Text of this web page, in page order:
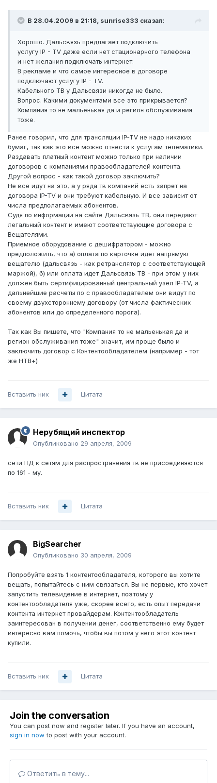
В 28.04.2009 в 21:18, sunrise333 сказал:
Хорошо. Дальсвязь предлагает подключить
услугу IP - TV даже если нет стационарного телефона
и нет желания подключать интернет.
В рекламе и что самое интересное в договоре
подключают услугу IP - TV.
Кабельного ТВ у Дальсвязи никогда не было.
Вопрос. Какими документами все это прикрывается?
Компания то не мальенькая да и регион обслуживания
тоже.
Ранее говорил, что для трансляции IP-TV не надо никаких
бумаг, так как это все можно отнести к услугам телематики.
Раздавать платный контент можно только при наличии
договоров с компаниями правообладателей контента.
Другой вопрос - как такой договор заключить?
Не все идут на это, а у ряда тв компаний есть запрет на
договора IP-TV и они требуют кабельную. И все зависит от
числа предполагаемых абонентов.
Судя по информации на сайте Дальсвязь ТВ, они передают
легальный контент и имеют соответствующие договора с
Вещателями.
Приемное оборудование с дешифратором - можно
предположить, что а) оплата по карточке идет напрямую
вещателю (дальсвязь - как ретранслятор с соответствующей
маржой), б) или оплата идет Дальсвязь ТВ - при этом у них
должен быть сертифицированный центральный узел IP-TV, а
дальнейшие расчеты по с правообладателем они видут по
своему двухстороннему договору (от числа фактических
абонентов или до определенного порога).
Так как Вы пишете, что "Компания то не мальенькая да и
регион обслуживания тоже" значит, им проще было и
заключить договор с Контентообладателем (например - тот
же НТВ+)
Вставить ник Цитата
Нерубящий инспектор
Опубликовано 29 апреля, 2009
сети ПД к сетям для распространения тв не присоединяются
по 161 - му.
Вставить ник Цитата
BigSearcher
Опубликовано 30 апреля, 2009
Попробуйте взять 1 контентообладателя, которого вы хотите
вещать, попытайтесь с ним связаться. Вы не первые, кто хочет
запустить телевидение в интернет, поэтому у
контентообладателя уже, скорее всего, есть опыт передачи
контента интернет провайдерам. Контентообладатель
заинтересован в получении денег, соответственно ему будет
интересно вам помочь, чтобы вы потом у него этот контент
купили.
Вставить ник Цитата
Join the conversation
You can post now and register later. If you have an account,
sign in now to post with your account.
Ответить в тему...